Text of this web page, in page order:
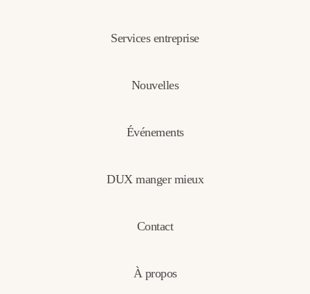
Services entreprise
Nouvelles
Événements
DUX manger mieux
Contact
À propos